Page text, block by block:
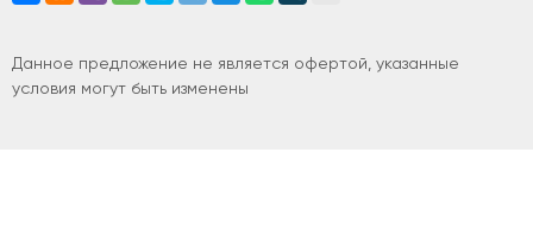
Данное предложение не является офертой, указанные
условия могут быть изменены